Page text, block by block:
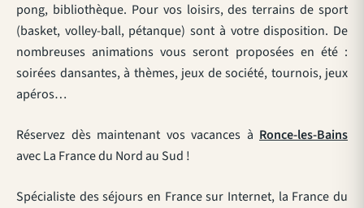
pong, bibliothèque. Pour vos loisirs, des terrains de sport
(basket, volley-ball, pétanque) sont à votre disposition. De
nombreuses animations vous seront proposées en été :
soirées dansantes, à thèmes, jeux de société, tournois, jeux
apéros…
Réservez dès maintenant vos vacances à Ronce-les-Bains
avec La France du Nord au Sud !
Spécialiste des séjours en France sur Internet, la France du